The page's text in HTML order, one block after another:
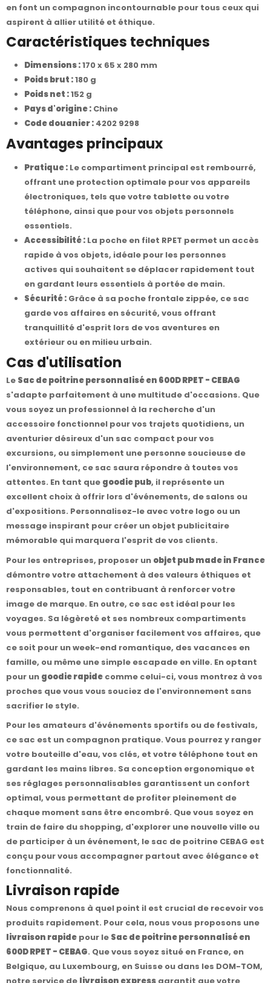
en font un compagnon incontournable pour tous ceux qui
aspirent à allier utilité et éthique.
Caractéristiques techniques
Dimensions :170 x 65 x 280 mm
Poids brut :180 g
Poids net :152 g
Pays d'origine : Chine
Code douanier : 4202 9298
Avantages principaux
Pratique : Le compartiment principal est rembourré,
offrant une protection optimale pour vos appareils
électroniques, tels que votre tablette ou votre
téléphone, ainsi que pour vos objets personnels
essentiels.
Accessibilité : La poche en filet RPET permet un accès
rapide à vos objets, idéale pour les personnes
actives qui souhaitent se déplacer rapidement tout
en gardant leurs essentiels à portée de main.
Sécurité : Grâce à sa poche frontale zippée, ce sac
garde vos affaires en sécurité, vous offrant
tranquillité d'esprit lors de vos aventures en
extérieur ou en milieu urbain.
Cas d'utilisation
Le Sac de poitrine personnalisé en 600D RPET - CEBAG
s'adapte parfaitement à une multitude d'occasions. Que
vous soyez un professionnel à la recherche d'un
accessoire fonctionnel pour vos trajets quotidiens, un
aventurier désireux d'un sac compact pour vos
excursions, ou simplement une personne soucieuse de
l'environnement, ce sac saura répondre à toutes vos
attentes. En tant que goodie pub, il représente un
excellent choix à offrir lors d'événements, de salons ou
d'expositions. Personnalisez-le avec votre logo ou un
message inspirant pour créer un objet publicitaire
mémorable qui marquera l'esprit de vos clients.
Pour les entreprises, proposer un objet pub made in France
démontre votre attachement à des valeurs éthiques et
responsables, tout en contribuant à renforcer votre
image de marque. En outre, ce sac est idéal pour les
voyages. Sa légèreté et ses nombreux compartiments
vous permettent d'organiser facilement vos affaires, que
ce soit pour un week-end romantique, des vacances en
famille, ou même une simple escapade en ville. En optant
pour un goodie rapide comme celui-ci, vous montrez à vos
proches que vous vous souciez de l'environnement sans
sacrifier le style.
Pour les amateurs d'événements sportifs ou de festivals,
ce sac est un compagnon pratique. Vous pourrez y ranger
votre bouteille d'eau, vos clés, et votre téléphone tout en
gardant les mains libres. Sa conception ergonomique et
ses réglages personnalisables garantissent un confort
optimal, vous permettant de profiter pleinement de
chaque moment sans être encombré. Que vous soyez en
train de faire du shopping, d'explorer une nouvelle ville ou
de participer à un événement, le sac de poitrine CEBAG est
conçu pour vous accompagner partout avec élégance et
fonctionnalité.
Livraison rapide
Nous comprenons à quel point il est crucial de recevoir vos
produits rapidement. Pour cela, nous vous proposons une
livraison rapide pour le Sac de poitrine personnalisé en
600D RPET - CEBAG. Que vous soyez situé en France, en
Belgique, au Luxembourg, en Suisse ou dans les DOM-TOM,